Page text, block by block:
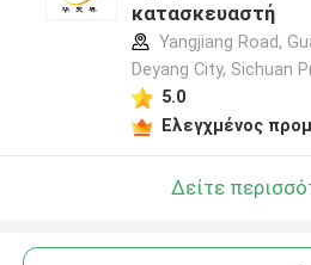
κατασκευαστή
Yangjiang Road,
Deyang City, Sichuan
5.0
Ελεγχμένος
Δείτε